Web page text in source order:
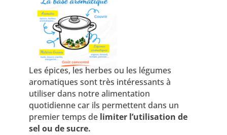
Les épices, les herbes ou les légumes
aromatiques sont très intéressants à
utiliser dans notre alimentation
quotidienne car ils permettent dans un
premier temps de limiter l’utilisation de
sel ou de sucre.